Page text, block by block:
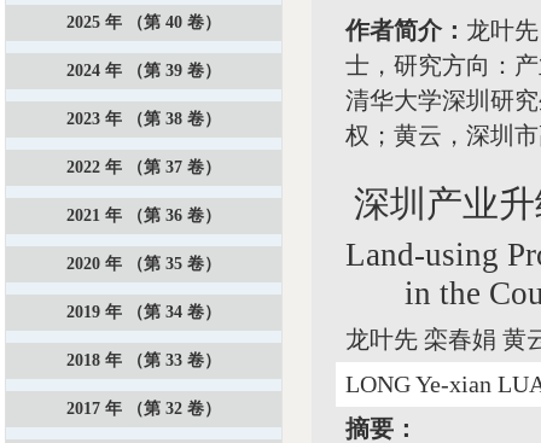
作者简介： 龙叶
士，研究方向：
清华大学深圳研
权；黄云，深圳
深圳产业
Land-using
in the
龙叶先 栾春娟 黄
LONG Ye-xian
摘要：
2025 年 （第 40 卷）
2024 年 （第 39 卷）
2023 年 （第 38 卷）
2022 年 （第 37 卷）
2021 年 （第 36 卷）
2020 年 （第 35 卷）
2019 年 （第 34 卷）
2018 年 （第 33 卷）
2017 年 （第 32 卷）